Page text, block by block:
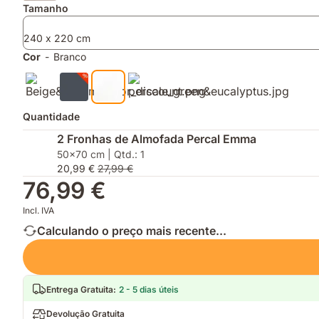
um
sono
sem
suor
fios)
Tamanho
240 x 220 cm
Cor - Branco
Quantidade
2 Fronhas de Almofada Percal Emma
50x70 cm | Qtd.: 1
20,99 € 27,99 €
76,99 €
Incl. IVA
Calculando o preço mais recente...
Entrega Gratuita: 2 - 5 dias úteis
Devolução Gratuita